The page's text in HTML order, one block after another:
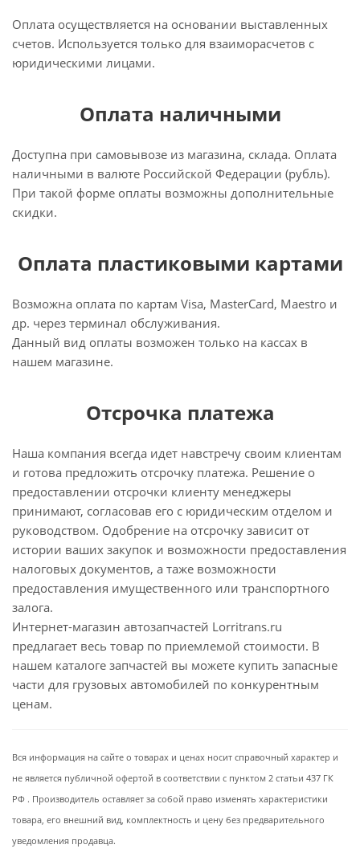
Оплата осуществляется на основании выставленных
счетов. Используется только для взаиморасчетов с
юридическими лицами.
Оплата наличными
Доступна при самовывозе из магазина, склада. Оплата
наличными в валюте Российской Федерации (рубль).
При такой форме оплаты возможны дополнительные
скидки.
Оплата пластиковыми картами
Возможна оплата по картам Visa, MasterCard, Maestro и
др. через терминал обслуживания.
Данный вид оплаты возможен только на кассах в
нашем магазине.
Отсрочка платежа
Наша компания всегда идет навстречу своим клиентам
и готова предложить отсрочку платежа. Решение о
предоставлении отсрочки клиенту менеджеры
принимают, согласовав его с юридическим отделом и
руководством. Одобрение на отсрочку зависит от
истории ваших закупок и возможности предоставления
налоговых документов, а таже возможности
предоставления имущественного или транспортного
залога.
Интернет-магазин автозапчастей Lorritrans.ru
предлагает весь товар по приемлемой стоимости. В
нашем каталоге запчастей вы можете купить запасные
части для грузовых автомобилей по конкурентным
ценам.
Вся информация на сайте о товарах и ценах носит справочный характер и
не является публичной офертой в соответствии с пунктом 2 статьи 437 ГК
РФ . Производитель оставляет за собой право изменять характеристики
товара, его внешний вид, комплектность и цену без предварительного
уведомления продавца.